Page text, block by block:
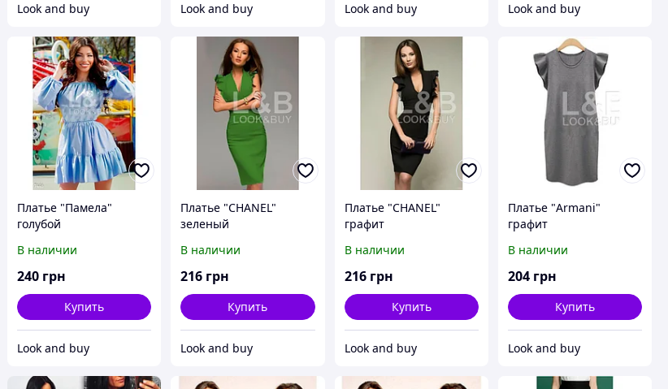
Look and buy Look and buy Look and buy Look and buy
Платье "Памела"
голубой
В наличии
240 грн
Купить
Look and buy
Платье "CHANEL"
зеленый
В наличии
216 грн
Купить
Look and buy
Платье "CHANEL"
графит
В наличии
216 грн
Купить
Look and buy
Платье "Armani"
графит
В наличии
204 грн
Купить
Look and buy